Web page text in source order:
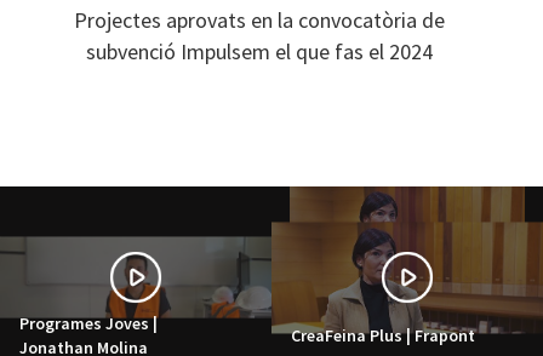
Projectes aprovats en la convocatòria de
subvenció Impulsem el que fas el 2024
Programes Joves |
Jonathan Molina
CreaFeina Plus | Frapont